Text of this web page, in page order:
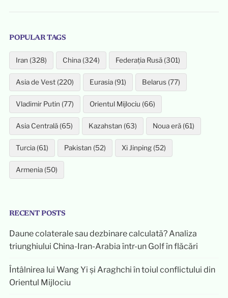
POPULAR TAGS
Iran (328) China (324) Federația Rusă (301)
Asia de Vest (220) Eurasia (91) Belarus (77)
Vladimir Putin (77) Orientul Mijlociu (66)
Asia Centrală (65) Kazahstan (63) Noua eră (61)
Turcia (61) Pakistan (52) Xi Jinping (52)
Armenia (50)
RECENT POSTS
Daune colaterale sau dezbinare calculată? Analiza
triunghiului China-Iran-Arabia într-un Golf în flăcări
Întâlnirea lui Wang Yi și Araghchi în toiul conflictului din
Orientul Mijlociu